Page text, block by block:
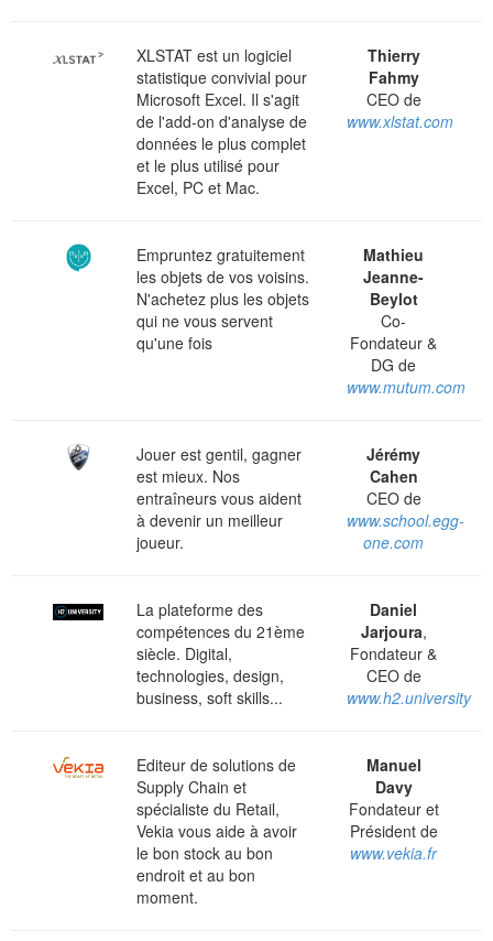
XLSTAT est un logiciel
statistique convivial pour
Microsoft Excel. Il s'agit
de l'add-on d'analyse de
données le plus complet
et le plus utilisé pour
Excel, PC et Mac.
Thierry
Fahmy
CEO de
www.xlstat.com
Empruntez gratuitement
les objets de vos voisins.
N'achetez plus les objets
qui ne vous servent
qu'une fois
Mathieu
Jeanne-
Beylot
Co-
Fondateur &
DG de
www.mutum.com
Jouer est gentil, gagner
est mieux. Nos
entraîneurs vous aident
à devenir un meilleur
joueur.
Jérémy
Cahen
CEO de
www.school.egg-
one.com
La plateforme des
compétences du 21ème
siècle. Digital,
technologies, design,
business, soft skills...
Daniel
Jarjoura,
Fondateur &
CEO de
www.h2.university
Editeur de solutions de
Supply Chain et
spécialiste du Retail,
Vekia vous aide à avoir
le bon stock au bon
endroit et au bon
moment.
Manuel
Davy
Fondateur et
Président de
www.vekia.fr